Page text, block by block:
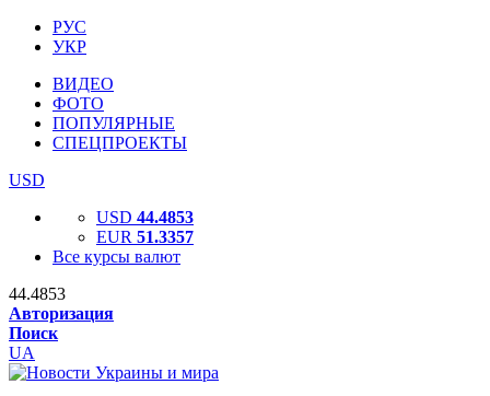
РУС
УКР
ВИДЕО
ФОТО
ПОПУЛЯРНЫЕ
СПЕЦПРОЕКТЫ
USD
USD 44.4853
EUR 51.3357
Все курсы валют
44.4853
Авторизация
Поиск
UA